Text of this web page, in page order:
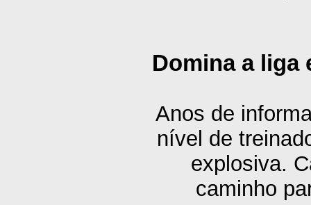
Domina a liga
Anos de
nível de
explosiva.
caminho